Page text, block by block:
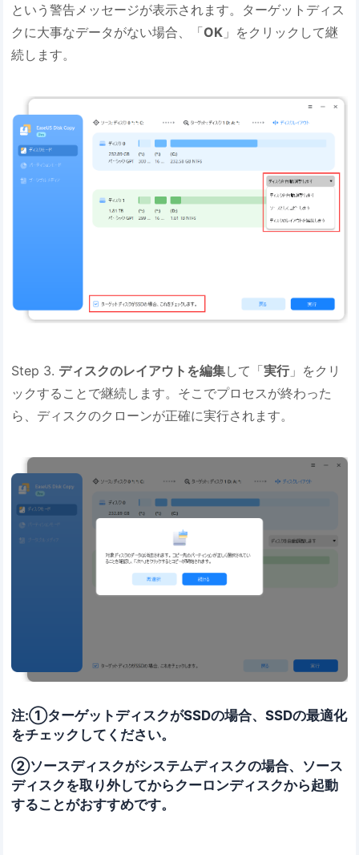
という警告メッセージが表示されます。ターゲットディス
クに大事なデータがない場合、「OK 」をクリックして継
続します。
Step 3. ディスクのレイアウトを編集して「実行」をクリ
ックすることで継続します。そこでプロセスが終わった
ら、ディスクのクローンが正確に実行されます。
注:①ターゲットディスクがSSDの場合、SSDの最適化
をチェックしてください。
②ソースディスクがシステムディスクの場合、ソース
ディスクを取り外してからクーロンディスクから起動
することがおすすめです。